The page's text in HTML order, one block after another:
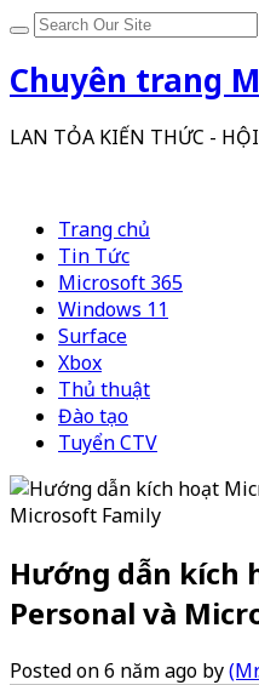
Chuyên trang
LAN TỎA KIẾN THỨC -
Trang chủ
Tin Tức
Microsoft 365
Windows 11
Surface
Xbox
Thủ thuật
Đào tạo
Tuyển CTV
Hướng dẫn kích
Personal và
Posted on6 năm ago by